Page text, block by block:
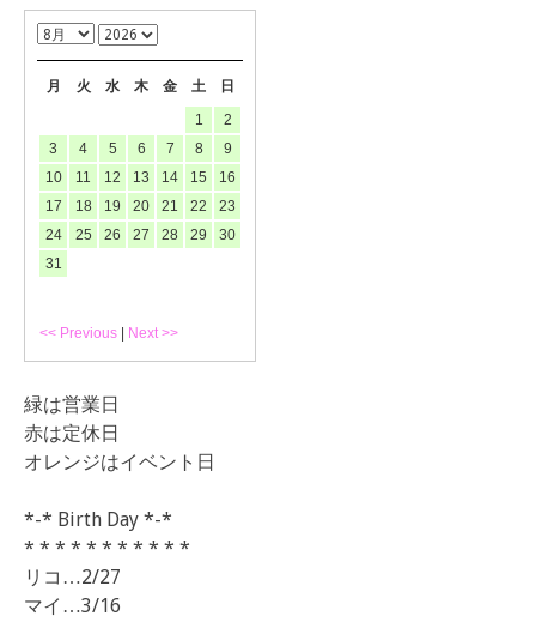
月 火 水 木 金 土 日
<< Previous Next >>
1
2
3
4 5 6 7 8
9
10
11 12 13 14 15
16
17
18 19 20 21 22
23
24
25 26 27 28 29
30
31
緑は営業日
赤は定休日
オレンジはイベント日
*-* Birth Day *-*
* * * * * * * * * * *
リコ…2/27
マイ…3/16